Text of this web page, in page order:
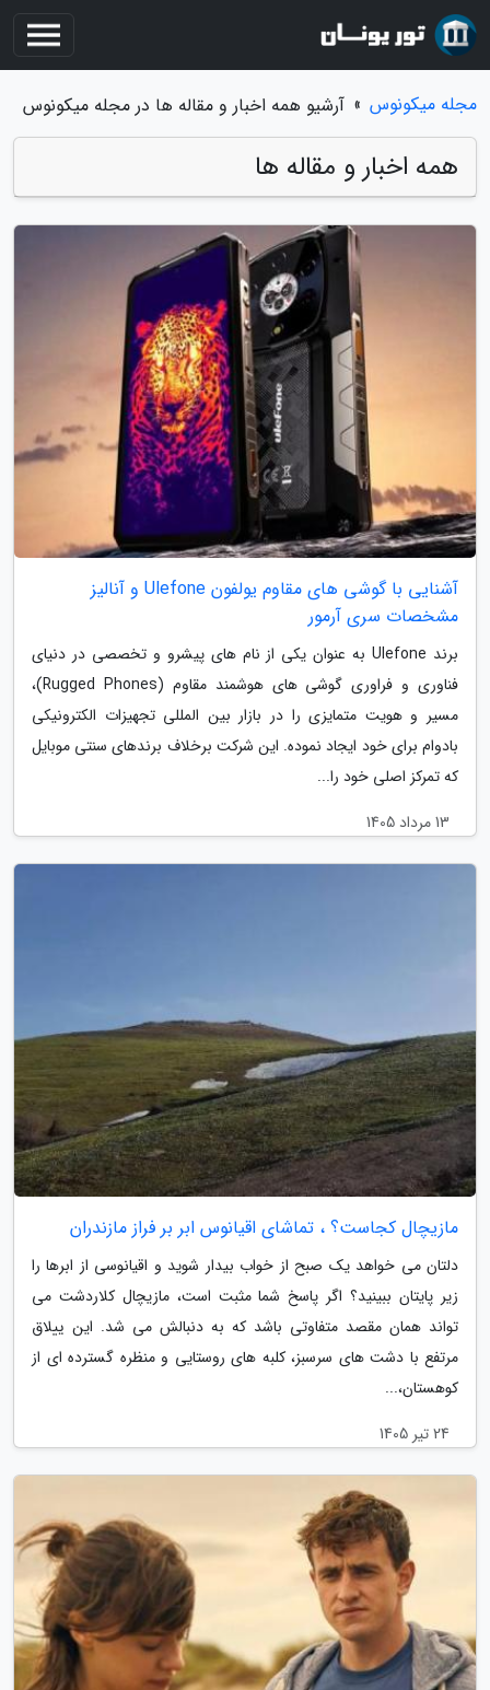
مجله میکونوس » آرشیو همه اخبار و مقاله ها در مجله میکونوس
همه اخبار و مقاله ها
آشنایی با گوشی های مقاوم یولفون Ulefone و آنالیز
مشخصات سری آرمور
برند Ulefone به عنوان یکی از نام های پیشرو و تخصصی در دنیای
فناوری و فراوری گوشی های هوشمند مقاوم (Rugged Phones)،
مسیر و هویت متمایزی را در بازار بین المللی تجهیزات الکترونیکی
بادوام برای خود ایجاد نموده. این شرکت برخلاف برندهای سنتی موبایل
که تمرکز اصلی خود را...
13 مرداد 1405
مازیچال کجاست؟ ، تماشای اقیانوس ابر بر فراز مازندران
دلتان می خواهد یک صبح از خواب بیدار شوید و اقیانوسی از ابرها را
زیر پایتان ببینید؟ اگر پاسخ شما مثبت است، مازیچال کلاردشت می
تواند همان مقصد متفاوتی باشد که به دنبالش می شد. این ییلاق
مرتفع با دشت های سرسبز، کلبه های روستایی و منظره گسترده ای از
کوهستان،...
24 تیر 1405